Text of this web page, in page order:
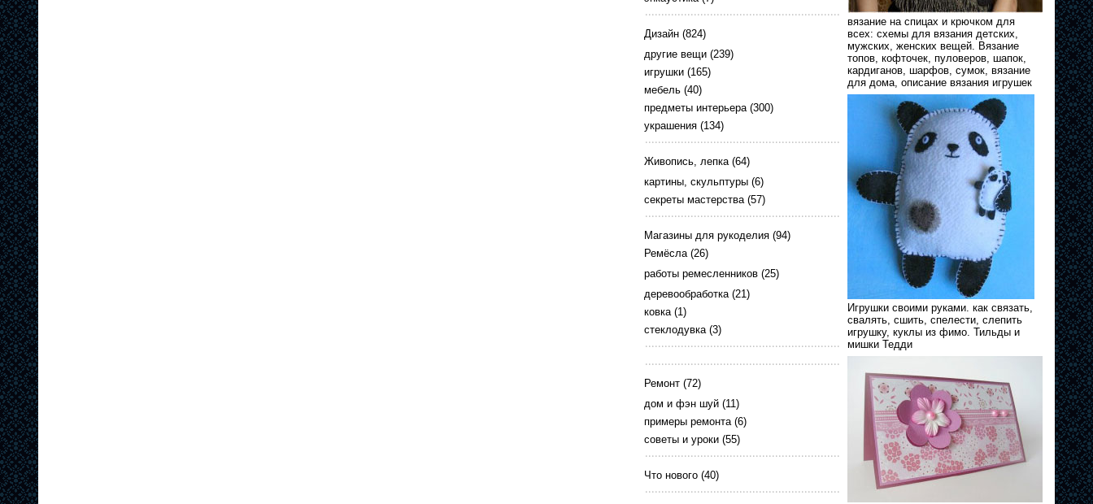
Дизайн (824)
другие вещи (239)
игрушки (165)
мебель (40)
предметы интерьера(300)
украшения (134)
Живопись, лепка(64)
картины, скульптуры (6)
секреты мастерства(57)
Магазины для рукоделия (94)
Ремёсла(26)
работы ремесленников (25)
деревообработка(21)
ковка(1)
стеклодувка(3)
Ремонт (72)
дом и фэн шуй (11)
примеры ремонта(6)
советы и уроки (55)
Что нового (40)
вязание на спицах и крючком для
всех: схемы для вязания детских,
мужских, женских вещей. Вязание
топов, кофточек, пуловеров, шапок,
кардиганов, шарфов, сумок, вязание
для дома, описание вязания игрушек
Игрушки своими руками. как связать,
свалять, сшить, спелести, слепить
игрушку, куклы из фимо. Тильды и
мишки Тедди